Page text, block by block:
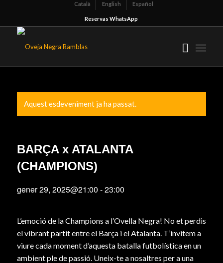
Català English Español
Reservas WhatsApp
Aquest esdeveniment ja ha passat.
BARÇA x ATALANTA
(CHAMPIONS)
gener 29, 2025@21:00 -23:00
L’emoció de la Champions a l’Ovella Negra! No et perdis
el vibrant partit entre el Barça i el Atalanta. T’invitem a
viure cada moment d’aquesta batalla futbolística en un
ambient ple de passió. Uneix-te a nosaltres per a una